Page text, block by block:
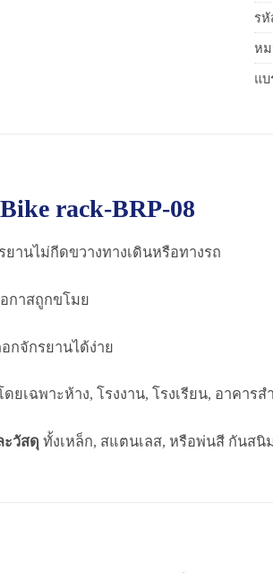
ร
ห
แบ
rack-BRP-08
านไม่กีดขวางทางเดินหรือทางรถ
กาสถูกขโมย
กจักรยานได้ง่าย
ยเฉพาะห้าง, โรงงาน, โรงเรียน, อาคาร
วัสดุ ทั้งเหล็ก, สแตนเลส, หรือพ่นสี กันสนิ